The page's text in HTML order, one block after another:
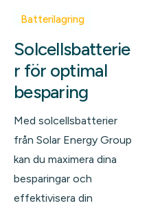
Batterilagring
Solcellsbatterie
r för optimal
besparing
Med solcellsbatterier
från Solar Energy Group
kan du maximera dina
besparingar och
effektivisera din